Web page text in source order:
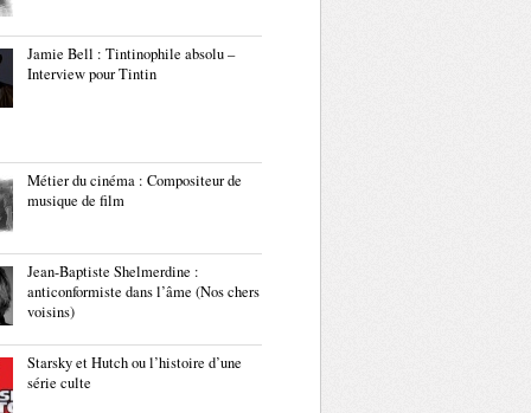
Jamie Bell : Tintinophile absolu –
Interview pour Tintin
Métier du cinéma : Compositeur de
musique de film
Jean-Baptiste Shelmerdine :
anticonformiste dans l’âme (Nos chers
voisins)
Starsky et Hutch ou l’histoire d’une
série culte